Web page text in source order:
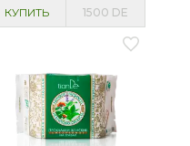
КУПИТЬ 1500 DE